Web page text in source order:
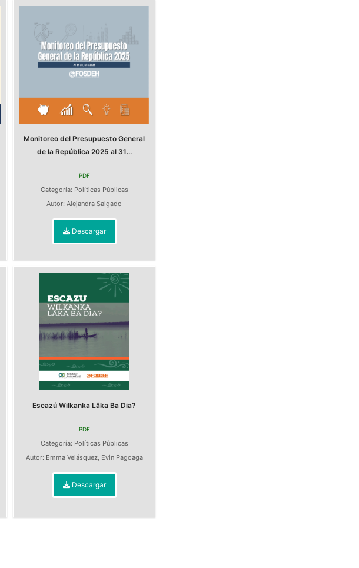
Monitoreo del Presupuesto General
de la República 2025 al 31...
PDF
Categoría: Políticas Públicas
Autor:Alejandra Salgado
Descargar
Escazú Wilkanka Lâka Ba Dia?
PDF
Categoría: Políticas Públicas
Autor: Emma Velásquez, Evin Pagoaga
Descargar